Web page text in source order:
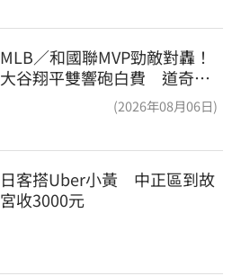
MLB／和國聯MVP勁敵對轟！
大谷翔平雙響砲白費 道奇連2
(2026年08月06日)
日客搭Uber小黃　中正區到故
宮收3000元